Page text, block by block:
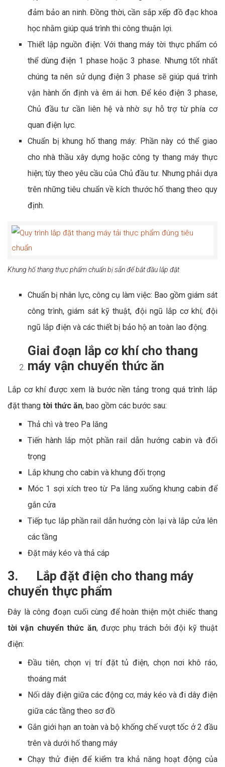
đảm bảo an ninh. Đồng thời, cần sắp xếp đồ đạc khoa
học nhằm giúp quá trình thi công thuận lợi.
Thiết lập nguồn điện: Với thang máy tời thực phẩm có
thể dùng điện 1 phase hoặc 3 phase. Nhưng tốt nhất
chúng ta nên sử dụng điện 3 phase sẽ giúp quá trình
vận hành ổn định và êm ái hơn. Để kéo điện 3 phase,
Chủ đầu tư cần liên hệ và nhờ sự hỗ trợ từ phía cơ
quan điện lực.
Chuẩn bị khung hố thang máy: Phần này có thể giao
cho nhà thầu xây dựng hoặc công ty thang máy thực
hiện; tùy theo yêu cầu của Chủ đầu tư. Nhưng phải dựa
trên những tiêu chuẩn về kích thước hố thang theo quy
định.
Khung hố thang thực phẩm chuẩn bị sẵn để bắt đầu lắp đặt
Chuẩn bị nhân lực, công cụ làm việc: Bao gồm giám sát
công trình, giám sát kỹ thuật, đội ngũ lắp cơ khí; đội
ngũ lắp điện và các thiết bị bảo hộ an toàn lao động.
Giai đoạn lắp cơ khí cho thang
máy vận chuyển thức ăn
Lắp cơ khí được xem là bước nền tảng trong quá trình lắp
đặt thang tời thức ăn, bao gồm các bước sau:
Thả chì và treo Pa lăng
Tiến hành lắp một phần rail dẫn hướng cabin và đối
trọng
Lắp khung cho cabin và khung đối trọng
Móc 1 sợi xích treo từ Pa lăng xuống khung cabin để
gắn cửa
Tiếp tục lắp phần rail dẫn hướng còn lại và lắp cửa lên
các tầng
Đặt máy kéo và thả cáp
3. Lắp đặt điện cho thang máy
chuyển thực phẩm
Đây là công đoạn cuối cùng để hoàn thiện một chiếc thang
tời vận chuyển thức ăn, được phụ trách bởi đội kỹ thuật
điện:
Đầu tiên, chọn vị trí đặt tủ điện, chọn nơi khô ráo,
thoáng mát
Nối dây điện giữa các động cơ, máy kéo và đi dây điện
giữa các tầng theo sơ đồ
Gắn giới hạn an toàn và bộ khống chế vượt tốc ở 2 đầu
trên và dưới hố thang máy
Chạy thử điện để kiểm tra khả năng hoạt động của